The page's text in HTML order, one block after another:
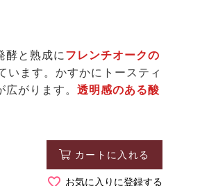
酵と熟成に フレンチオークの
います。かすかにトースティ
がります。 透明感のある酸
カートに入れる
お気に入りに登録する